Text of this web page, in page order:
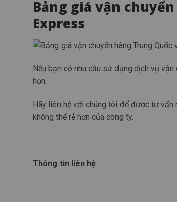
Bảng giá vận
Express
Nếu bạn có nhu cầu sử dụng dịch vụ
hơn.
Hãy liên hệ với chúng tôi để được tư vấn
không thể rẻ hơn của công ty.
Thông tin liên hệ